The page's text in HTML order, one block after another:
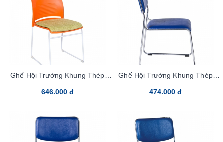
Ghế Hội Trường Khung Thép
646.000 đ
Ghế Hội Trường Khung Thép
474.000 đ